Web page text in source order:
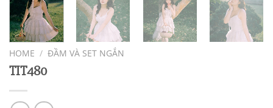
HOME / ĐẦM VÀ SET NGẮN
TIT480